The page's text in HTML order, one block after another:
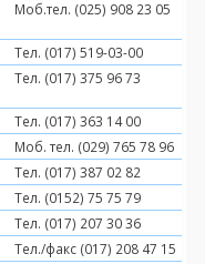
Моб.тел. (025) 908 23 05
Тел. (017) 519-03-00
Тел. (017) 375 96 73
Тел. (017) 363 14 00
Моб. тел. (029) 765 78 96
Тел. (017) 387 02 82
Тел. (0152) 75 75 79
Тел. (017) 207 30 36
Тел./факс (017) 208 47 15